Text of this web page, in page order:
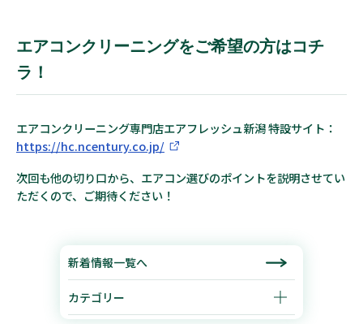
エアコンクリーニングをご希望の方はコチ
ラ！
エアコンクリーニング専門店エアフレッシュ新潟 特設サイト：
https://hc.ncentury.co.jp/
次回も他の切り口から、エアコン選びのポイントを説明させてい
ただくので、ご期待ください！
新着情報一覧へ
カテゴリー